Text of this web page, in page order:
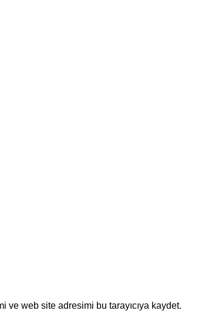
ve web site adresimi bu tarayıcıya kaydet.